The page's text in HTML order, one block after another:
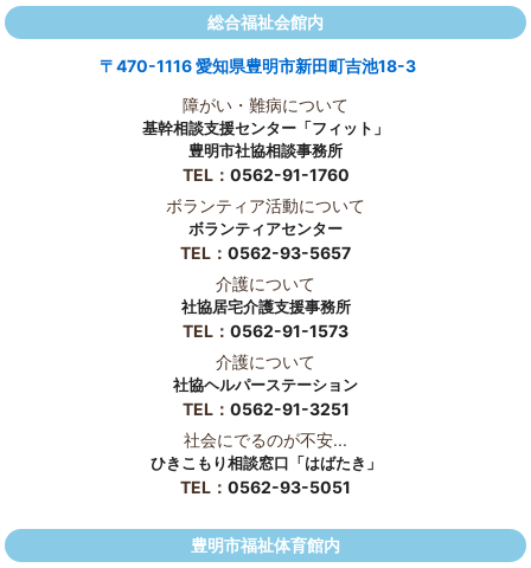
総合福祉会館内
〒470-1116 愛知県豊明市新田町吉池18-3
障がい・難病について
基幹相談支援センター「フィット」
豊明市社協相談事務所
TEL： 0562-91-1760
ボランティア活動について
ボランティアセンター
TEL： 0562-93-5657
介護について
社協居宅介護支援事務所
TEL： 0562-91-1573
介護について
社協ヘルパーステーション
TEL： 0562-91-3251
社会にでるのが不安...
ひきこもり相談窓口「はばたき」
TEL： 0562-93-5051
豊明市福祉体育館内